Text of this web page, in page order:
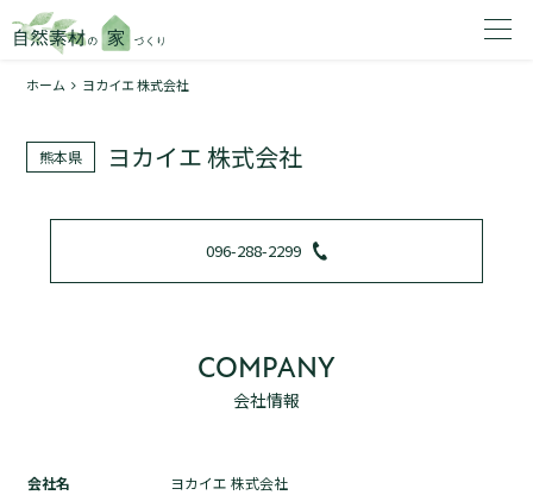
1
トップページ
ホーム ヨカイエ 株式会社
熊本県 ヨカイエ 株式会社
096-288-2299
COMPANY
会社情報
会社名 ヨカイエ 株式会社